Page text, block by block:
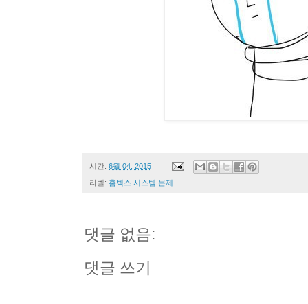
시간: 6월 04, 2015
라벨: 홈텍스 시스템 문제
댓글 없음:
댓글 쓰기